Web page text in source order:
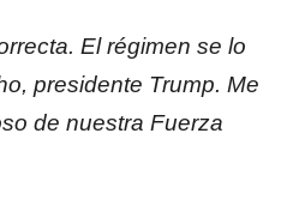
El régimen se lo
presidente Trump. Me
de nuestra Fuerza